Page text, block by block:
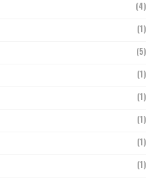
(4)
(1)
(5)
(1)
(1)
(1)
(1)
(1)